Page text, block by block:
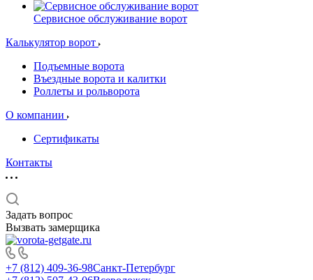
Сервисное обслуживание ворот
Калькулятор ворот
Подъемные ворота
Въездные ворота и калитки
Роллеты и рольворота
О компании
Сертификаты
Контакты
Задать вопрос
Вызвать замерщика
+7 (812) 409-36-98Санкт-Петербург